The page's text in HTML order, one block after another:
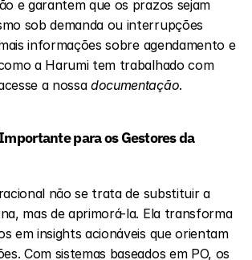
e garantem que os prazos sejam
sob demanda ou interrupções
informações sobre agendamento e
a Harumi tem trabalhado com
a nossa documentação.
para os Gestores da
não se trata de substituir a
mas de aprimorá-la. Ela transforma
em insights acionáveis que orientam
Com sistemas baseados em PO, os